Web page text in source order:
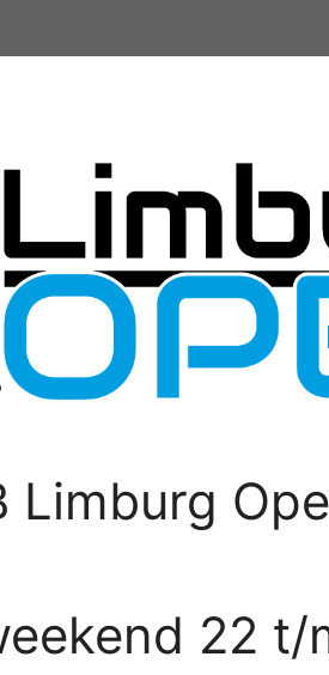
Limburg
22 t/